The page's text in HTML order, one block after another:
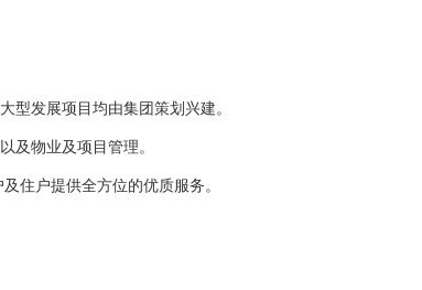
型发展项目均由集团策划兴建。
及物业及项目管理。
住户提供全方位的优质服务。